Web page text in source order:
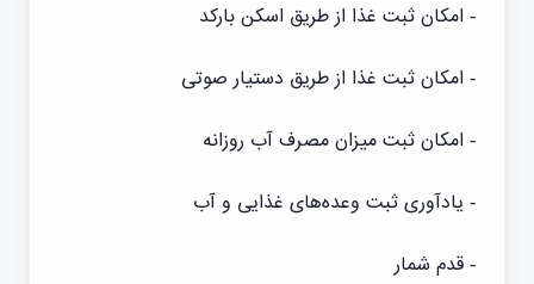
- امکان ثبت غذا از طریق اسکن بارکد
- امکان ثبت غذا از طریق دستیار صوتی
- امکان ثبت میزان مصرف آب روزانه
- یادآوری ثبت وعده‌های غذایی و آب
- قدم شمار